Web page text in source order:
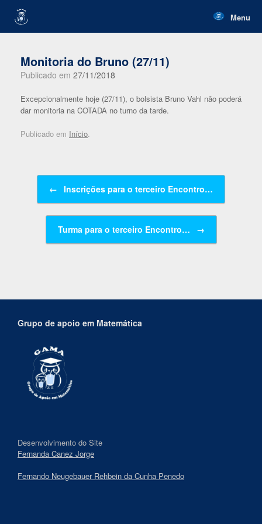
content
Menu
Monitoria do Bruno (27/11)
Publicado em 27/11/2018
Excepcionalmente hoje (27/11), o bolsista Bruno Vahl não poderá
dar monitoria na COTADA no turno da tarde.
Publicado em Início.
Navegação de posts
← Inscrições para o terceiro Encontro…
Turma para o terceiro Encontro… →
Grupo de apoio em Matemática
Desenvolvimento do Site
Fernanda Canez Jorge
Fernando Neugebauer Rehbein da Cunha Penedo